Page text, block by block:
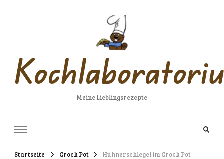
Meine Lieblingsrezepte
Startseite Crock Pot Hühnerschlegel im Crock Pot